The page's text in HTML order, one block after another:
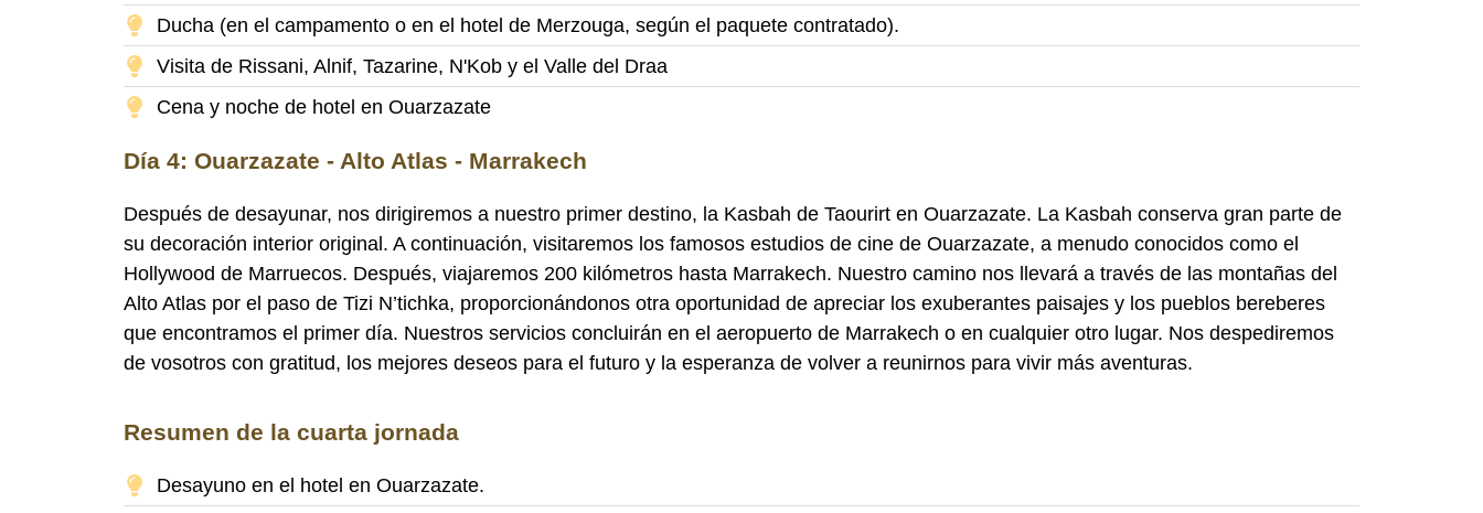
Ducha (en el campamento o en el hotel de Merzouga, según el paquete contratado).
Visita de Rissani, Alnif, Tazarine, N'Kob y el Valle del Draa
Cena y noche de hotel en Ouarzazate
Día 4: Ouarzazate - Alto Atlas - Marrakech
Después de desayunar, nos dirigiremos a nuestro primer destino, la Kasbah de Taourirt en Ouarzazate. La Kasbah conserva gran parte de
su decoración interior original. A continuación, visitaremos los famosos estudios de cine de Ouarzazate, a menudo conocidos como el
Hollywood de Marruecos. Después, viajaremos 200 kilómetros hasta Marrakech. Nuestro camino nos llevará a través de las montañas del
Alto Atlas por el paso de Tizi N’tichka, proporcionándonos otra oportunidad de apreciar los exuberantes paisajes y los pueblos bereberes
que encontramos el primer día. Nuestros servicios concluirán en el aeropuerto de Marrakech o en cualquier otro lugar. Nos despediremos
de vosotros con gratitud, los mejores deseos para el futuro y la esperanza de volver a reunirnos para vivir más aventuras.
Resumen de la cuarta jornada
Desayuno en el hotel en Ouarzazate.